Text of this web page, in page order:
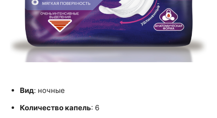
Вид: ночные
Количество капель: 6